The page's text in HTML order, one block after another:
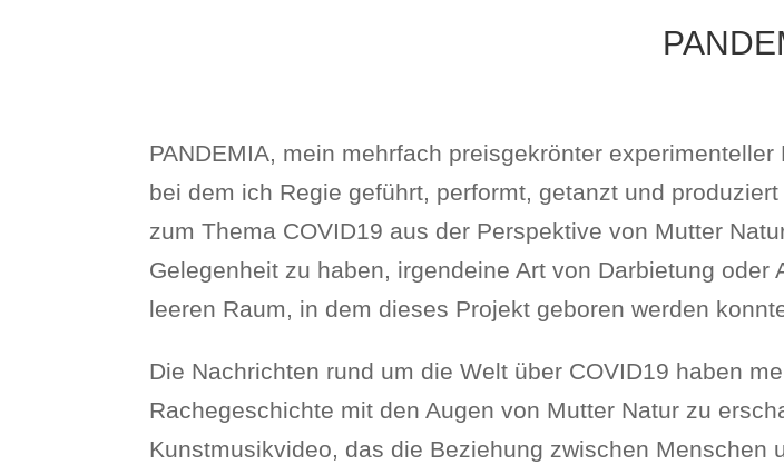
PANDEMIA, mein mehrfach preisgekrönter
bei dem ich Regie geführt, performt, getanzt und
zum Thema COVID19 aus der Perspektive von Mutter
Gelegenheit zu haben, irgendeine Art von Darbietung
leeren Raum, in dem dieses Projekt geboren werden
Die Nachrichten rund um die Welt über COVID19 haben
Rachegeschichte mit den Augen von Mutter Natur zu
Kunstmusikvideo, das die Beziehung zwischen Menschen